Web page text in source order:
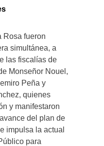
Rosa fueron
simultánea, a
las fiscalías de
Monseñor Nouel,
Peña y
quienes
y manifestaron
del plan de
impulsa la actual
para